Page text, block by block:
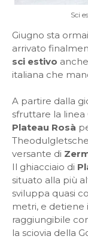
Sci
Giugno sta
arrivato
sci estivo
italiana che
A partire dalla
sfruttare la linea
Plateau Rosà
versante di
Il ghiacciaio di
situato alla più
sviluppa quasi
metri, e detiene
raggiungibile
la sciovia della